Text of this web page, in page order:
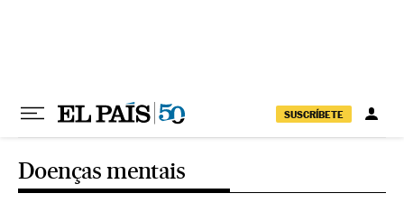
SUSCRÍBETE
Doenças mentais